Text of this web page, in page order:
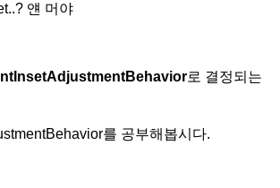
얜 머야
로 결정되는
를 공부해봅시다.